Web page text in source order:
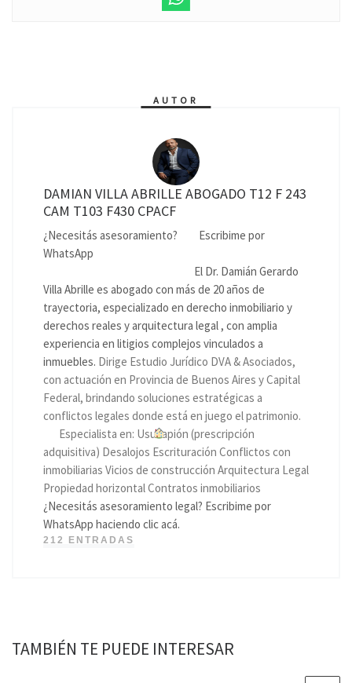
AUTOR
DAMIAN VILLA ABRILLE ABOGADO T12 F 243
CAM T103 F430 CPACF
¿Necesitás asesoramiento?
Escribime por
WhatsApp
El Dr. Damián Gerardo
Villa Abrille es abogado con más de 20 años de
trayectoria, especializado en derecho inmobiliario y
derechos reales y arquitectura legal , con amplia
experiencia en litigios complejos vinculados a
inmuebles. Dirige Estudio Jurídico DVA & Asociados,
con actuación en Provincia de Buenos Aires y Capital
Federal, brindando soluciones estratégicas a
conflictos legales donde está en juego el patrimonio.
Especialista en: Usucapión (prescripción
adquisitiva) Desalojos Escrituración Conflictos con
inmobiliarias Vicios de construcción Arquitectura Legal
Propiedad horizontal Contratos inmobiliarios
¿Necesitás asesoramiento legal? Escribime por
WhatsApp haciendo clic acá.
212 ENTRADAS
TAMBIÉN TE PUEDE INTERESAR